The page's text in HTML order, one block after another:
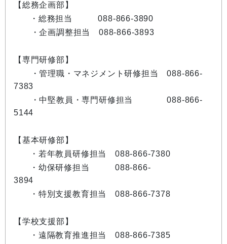
【総務企画部】
・総務担当 088-866-3890
・企画調整担当 088-866-3893
【専門研修部】
・管理職・マネジメント研修担当 088-866-
7383
・中堅教員・専門研修担当 088-866-
5144
【基本研修部】
・若年教員研修担当 088-866-7380
・幼保研修担当 088-866-
3894
・特別支援教育担当 088-866-7378
【学校支援部】
・遠隔教育推進担当 088-866-7385